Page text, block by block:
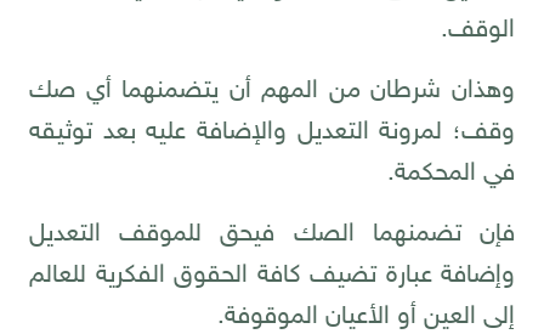
الوقف.
وهذان شرطان من المهم أن يتضمنهما أي صك
وقف؛ لمرونة التعديل والإضافة عليه بعد توثيقه
في المحكمة.
فإن تضمنهما الصك فيحق للموقف التعديل
وإضافة عبارة تضيف كافة الحقوق الفكرية للعالم
إلى العين أو الأعيان الموقوفة.